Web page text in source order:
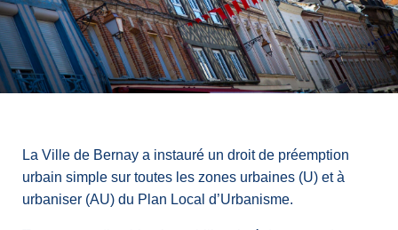
La Ville de Bernay a instauré un droit de préemption
urbain simple sur toutes les zones urbaines (U) et à
urbaniser (AU) du Plan Local d’Urbanisme.